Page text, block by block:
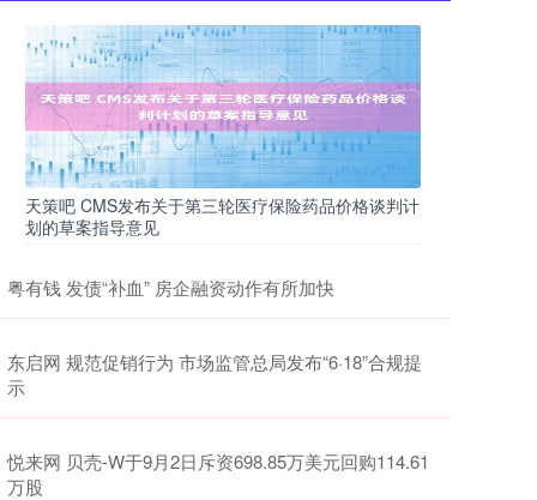
天策吧 CMS发布关于第三轮医疗保险药品价格谈判计
划的草案指导意见
粤有钱 发债“补血” 房企融资动作有所加快
东启网 规范促销行为 市场监管总局发布“6·18”合规提
示
悦来网 贝壳-W于9月2日斥资698.85万美元回购114.61
万股